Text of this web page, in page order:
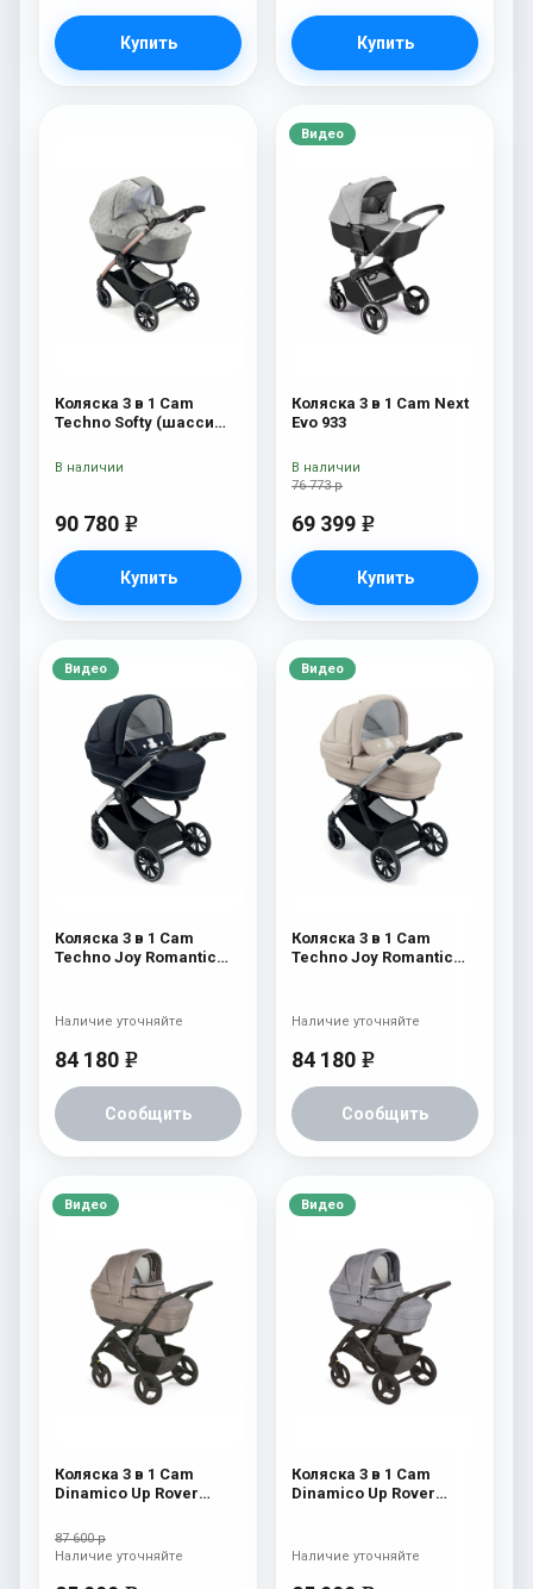
Купить Купить
Коляска 3 в 1 Cam
Techno Softy (шасси
90 780 e
Купить
В наличии
Видео
Коляска 3 в 1 Cam Next
Evo 933
76 773 р
69 399 e
Купить
В наличии
Видео
Коляска 3 в 1 Cam
Techno Joy Romantic
84 180 e
Сообщить
Наличие уточняйте
Видео
Коляска 3 в 1 Cam
Techno Joy Romantic
84 180 e
Сообщить
Наличие уточняйте
Видео
Коляска 3 в 1 Cam
Dinamico Up Rover
87 600 р
Наличие уточняйте
Видео
Коляска 3 в 1 Cam
Dinamico Up Rover
Наличие уточняйте